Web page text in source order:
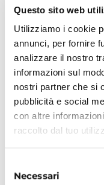
Questo sito web
Utilizziamo i cookie
annunci, per fornire
analizzare il nostro
informazioni sul
nostri partner che si
pubblicità e social
con altre
raccolto dal tuo
delNecessari
Prodotto
Artexe - MR-You®
ZeroCoda®
Descrizione del